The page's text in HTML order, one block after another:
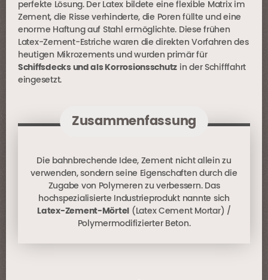
perfekte Lösung. Der Latex bildete eine flexible Matrix im
Zement, die Risse verhinderte, die Poren füllte und eine
enorme Haftung auf Stahl ermöglichte. Diese frühen
Latex-Zement-Estriche waren die direkten Vorfahren des
heutigen Mikrozements und wurden primär für
Schiffsdecks und als Korrosionsschutz in der Schifffahrt
eingesetzt.
Zusammenfassung
Die bahnbrechende Idee, Zement nicht allein zu
verwenden, sondern seine Eigenschaften durch die
Zugabe von Polymeren zu verbessern. Das
hochspezialisierte Industrieprodukt nannte sich
Latex-Zement-Mörtel (Latex Cement Mortar) /
Polymermodifizierter Beton.